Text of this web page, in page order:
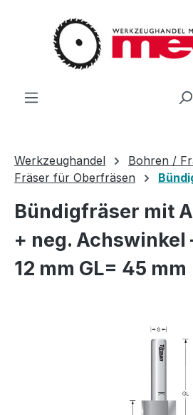
Zum Hauptinhalt springen
Werkzeughandel
Bohren /
Fräser für Oberfräsen
Bündigfräser mit
+ neg. Achswinkel
12 mm GL= 45 mm